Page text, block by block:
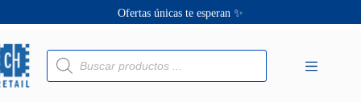
Ofertas únicas te esperan ✨
Búsqueda
de
productos